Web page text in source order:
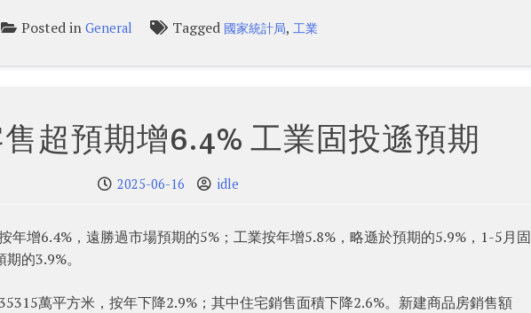
Posted inGeneral Tagged 國家統計局,工業
超預期增6.4% 工業固投遜預期
2025-06-16 idle
年增6.4%，遠勝過市場預期的5%；工業按年增5.8%，略遜於預期的5.9%，1-5月固
的3.9%。
萬平方米，按年下降2.9%；其中住宅銷售面積下降2.6%。新建商品房銷售額